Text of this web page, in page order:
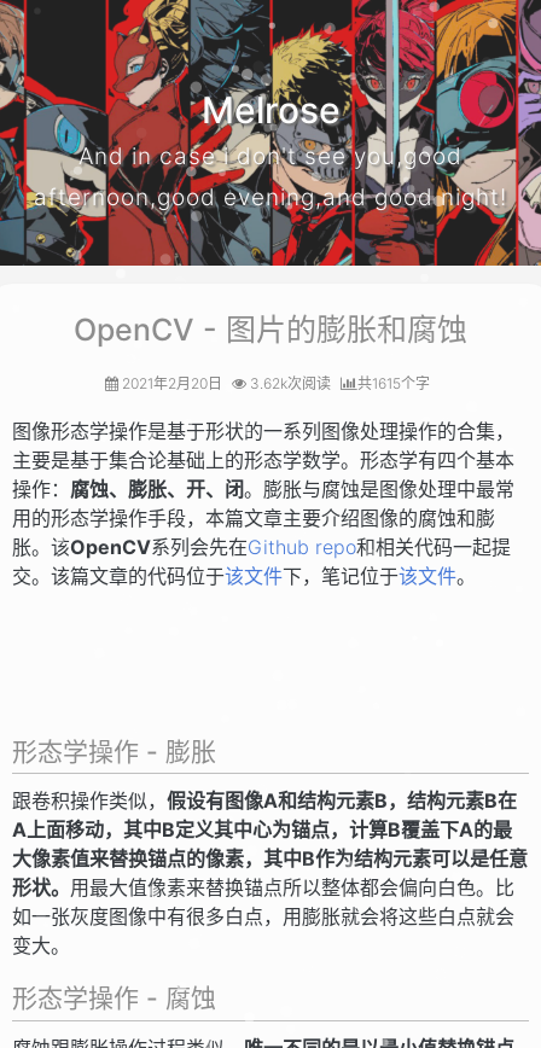
Melrose
And in case i don't see you,good
afternoon,good evening,and good night!
OpenCV - 图片的膨胀和腐蚀
2021年2月20日 3.62k次阅读 共1615个字
图像形态学操作是基于形状的一系列图像处理操作的合集，
主要是基于集合论基础上的形态学数学。形态学有四个基本
操作： 腐蚀、膨胀、开、闭。膨胀与腐蚀是图像处理中最常
用的形态学操作手段，本篇文章主要介绍图像的腐蚀和膨
胀。该OpenCV系列会先在Github repo和相关代码一起提
交。该篇文章的代码位于该文件下，笔记位于该文件。
形态学操作 - 膨胀
跟卷积操作类似， 假设有图像A和结构元素B，结构元素B在
A上面移动，其中B定义其中心为锚点，计算B覆盖下A的最
大像素值来替换锚点的像素，其中B作为结构元素可以是任意
形状。 用最大值像素来替换锚点所以整体都会偏向白色。比
如一张灰度图像中有很多白点，用膨胀就会将这些白点就会
变大。
形态学操作 - 腐蚀